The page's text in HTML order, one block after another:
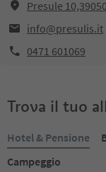
Presule
info@presulis.it
0471 601069
Trova il tuo
Hotel & Pensione
Campeggio